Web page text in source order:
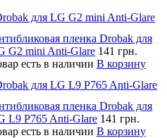
для LG G2 mini Anti-Glare
пленка Drobak для
G2 mini Anti-Glare 141 грн.
есть в наличии В корзину
для LG L9 P765 Anti-Glare
пленка Drobak для
L9 P765 Anti-Glare 141 грн.
есть в наличии В корзину